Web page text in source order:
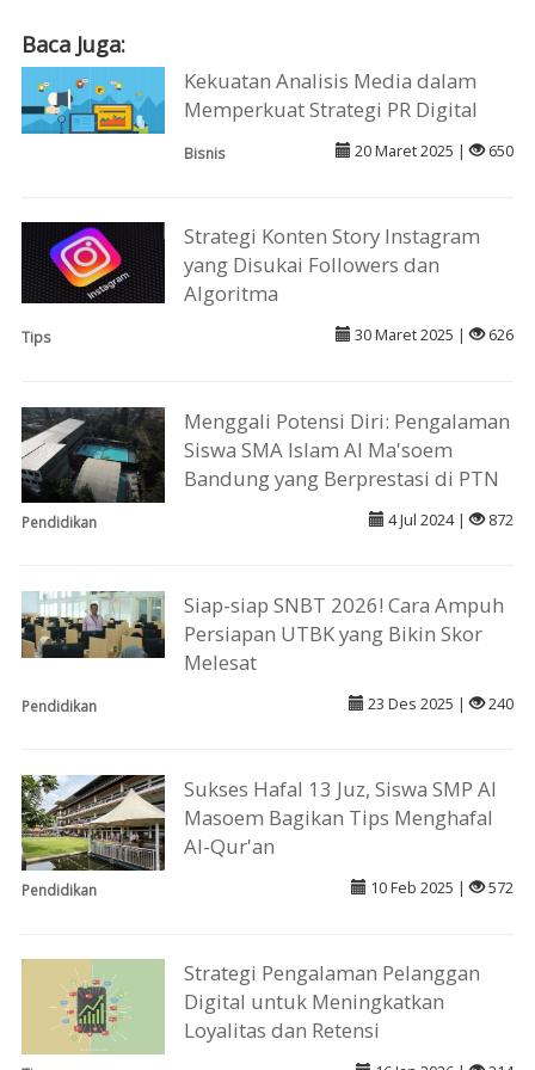
Baca Juga:
Kekuatan Analisis Media dalam
Memperkuat Strategi PR Digital
Bisnis 20 Maret 2025 | 650
Strategi Konten Story Instagram
yang Disukai Followers dan
Algoritma
Tips 30 Maret 2025 | 626
Menggali Potensi Diri: Pengalaman
Siswa SMA Islam Al Ma'soem
Bandung yang Berprestasi di PTN
Pendidikan 4 Jul 2024 | 872
Siap-siap SNBT 2026! Cara Ampuh
Persiapan UTBK yang Bikin Skor
Melesat
Pendidikan 23 Des 2025 | 240
Sukses Hafal 13 Juz, Siswa SMP Al
Masoem Bagikan Tips Menghafal
Al-Qur'an
Pendidikan 10 Feb 2025 | 572
Strategi Pengalaman Pelanggan
Digital untuk Meningkatkan
Loyalitas dan Retensi